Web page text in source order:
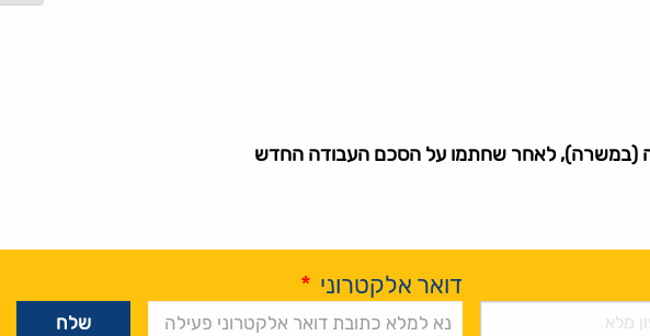
(במשרה), לאחר שחתמו על הסכם העבודה החדש
דואר אלקטרוני *